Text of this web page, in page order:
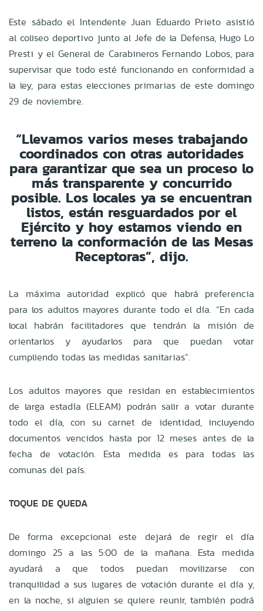
Este sábado el Intendente Juan Eduardo Prieto asistió
al coliseo deportivo junto al Jefe de la Defensa, Hugo Lo
Presti y el General de Carabineros Fernando Lobos, para
supervisar que todo esté funcionando en conformidad a
la ley, para estas elecciones primarias de este domingo
29 de noviembre.
“Llevamos varios meses trabajando
coordinados con otras autoridades
para garantizar que sea un proceso lo
más transparente y concurrido
posible. Los locales ya se encuentran
listos, están resguardados por el
Ejército y hoy estamos viendo en
terreno la conformación de las Mesas
Receptoras”, dijo.
La máxima autoridad explicó que habrá preferencia
para los adultos mayores durante todo el día. “En cada
local habrán facilitadores que tendrán la misión de
orientarlos y ayudarlos para que puedan votar
cumpliendo todas las medidas sanitarias”.
Los adultos mayores que residan en establecimientos
de larga estadía (ELEAM) podrán salir a votar durante
todo el día, con su carnet de identidad, incluyendo
documentos vencidos hasta por 12 meses antes de la
fecha de votación. Esta medida es para todas las
comunas del país.
TOQUE DE QUEDA
De forma excepcional este dejará de regir el día
domingo 25 a las 5:00 de la mañana. Esta medida
ayudará a que todos puedan movilizarse con
tranquilidad a sus lugares de votación durante el día y,
en la noche, si alguien se quiere reunir, también podrá